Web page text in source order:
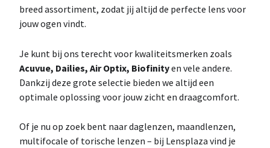
breed assortiment, zodat jij altijd de perfecte lens voor
jouw ogen vindt.
Je kunt bij ons terecht voor kwaliteitsmerken zoals
Acuvue, Dailies, Air Optix, Biofinityen vele andere.
Dankzij deze grote selectie bieden we altijd een
optimale oplossing voor jouw zicht en draagcomfort.
Of je nu op zoek bent naar daglenzen, maandlenzen,
multifocale of torische lenzen – bij Lensplaza vind je